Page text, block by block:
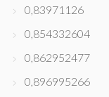
0,83971126
0,854332604
0,862952477
0,896995266